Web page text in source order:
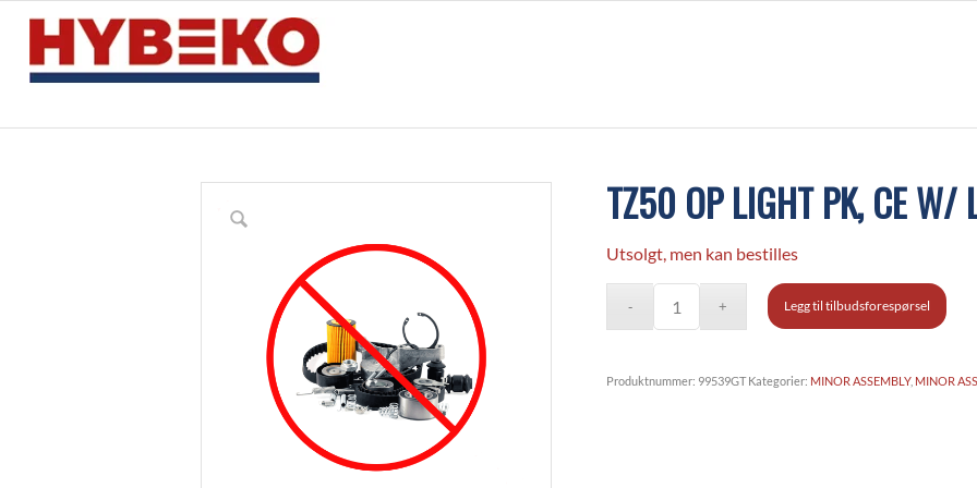
TZ50 OP LIGHT PK, CE W/
Utsolgt, men kan bestilles
Legg til tilbudsforespørsel
Produktnummer: 99539GT Kategorier: MINOR ASSEMBLY, MINOR